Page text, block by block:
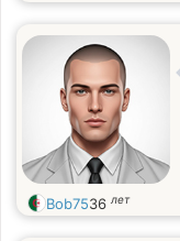
Bob7536 лет